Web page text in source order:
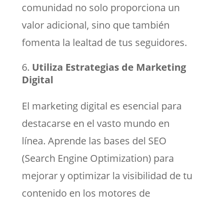
comunidad no solo proporciona un
valor adicional, sino que también
fomenta la lealtad de tus seguidores.
Utiliza Estrategias de Marketing
Digital
El marketing digital es esencial para
destacarse en el vasto mundo en
línea. Aprende las bases del SEO
(Search Engine Optimization) para
mejorar y optimizar la visibilidad de tu
contenido en los motores de